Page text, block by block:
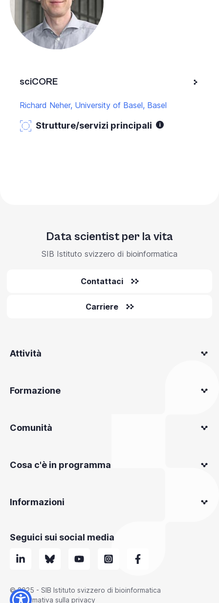
sciCORE
Richard Neher, University of Basel, Basel
Strutture/servizi principali
Data scientist per la vita
SIB Istituto svizzero di bioinformatica
Contattaci
Carriere
Attività
Formazione
Comunità
Cosa c'è in programma
Informazioni
Seguici sui social media
© 2025 - SIB Istituto svizzero di bioinformatica
Informativa sulla privacy